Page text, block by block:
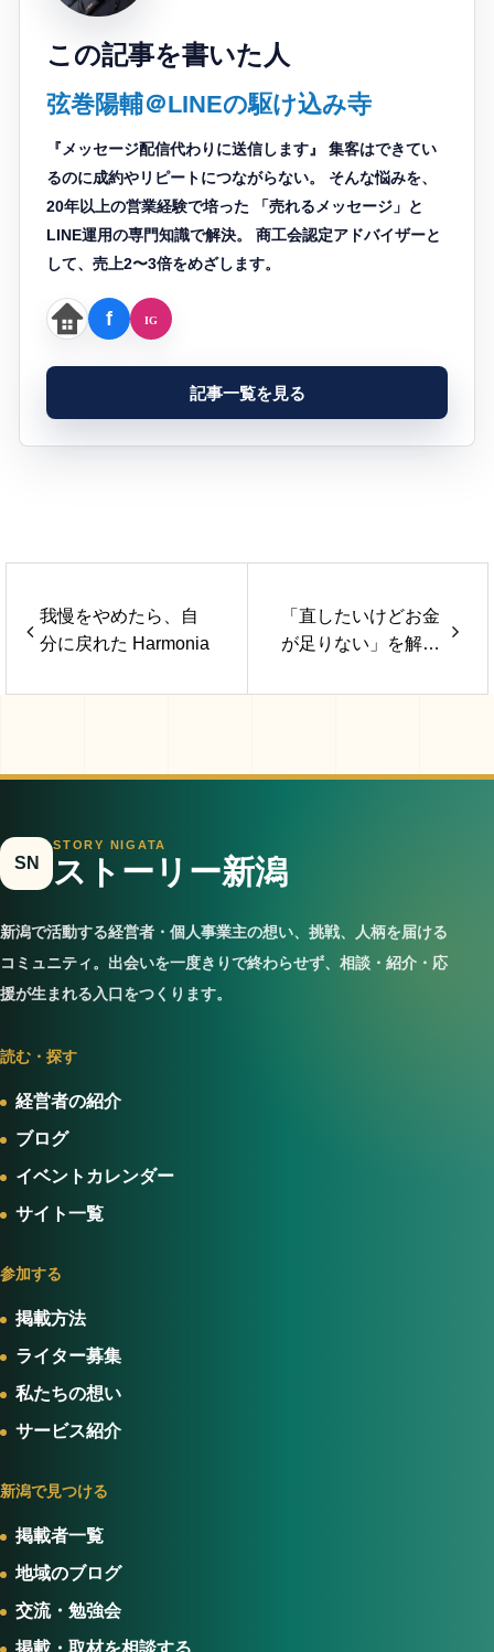
この記事を書いた人
弦巻陽輔＠LINEの駆け込み寺
『メッセージ配信代わりに送信します』 集客はできてい
るのに成約やリピートにつながらない。 そんな悩みを、
20年以上の営業経験で培った 「売れるメッセージ」と
LINE運用の専門知識で解決。 商工会認定アドバイザーと
して、売上2〜3倍をめざします。
記事一覧を見る
我慢をやめたら、自
分に戻れた Harmonia
「直したいけどお金
が足りない」を解決
会社
SN
STORY NIGATA
ストーリー新潟
新潟で活動する経営者・個人事業主の想い、挑戦、人柄を届ける
コミュニティ。出会いを一度きりで終わらせず、相談・紹介・応
援が生まれる入口をつくります。
読む・探す
経営者の紹介
ブログ
イベントカレンダー
サイト一覧
参加する
掲載方法
ライター募集
私たちの想い
サービス紹介
新潟で見つける
掲載者一覧
地域のブログ
交流・勉強会
掲載・取材を相談する